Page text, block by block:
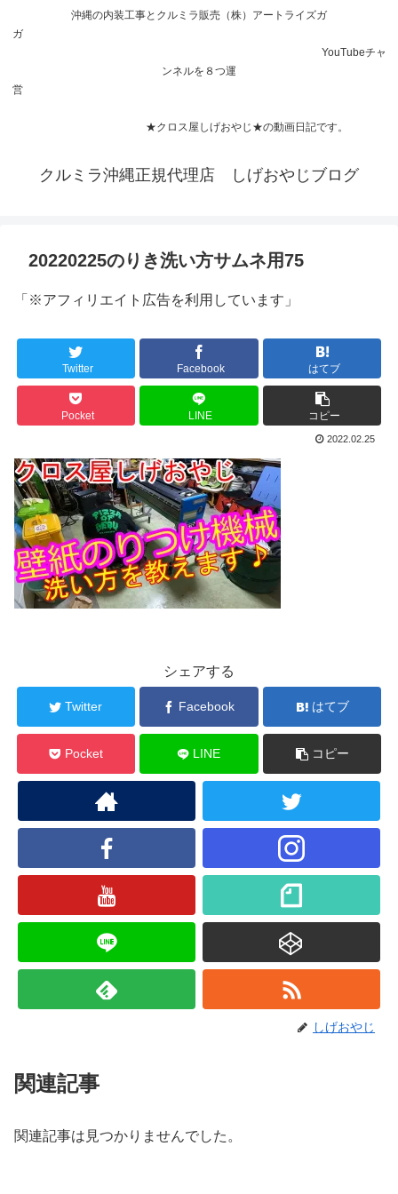
沖縄の内装工事とクルミラ販売（株）アートライズガ
ガ
YouTubeチャ
ンネルを８つ運
営
★クロス屋しげおやじ★の動画日記です。
クルミラ沖縄正規代理店 しげおやじブログ
20220225のりき洗い方サムネ用75
「※アフィリエイト広告を利用しています」
Twitter Facebook はてブ
Pocket LINE コピー
2022.02.25
シェアする
Twitter Facebook はてブ
Pocket LINE コピー
しげおやじ
関連記事
関連記事は見つかりませんでした。